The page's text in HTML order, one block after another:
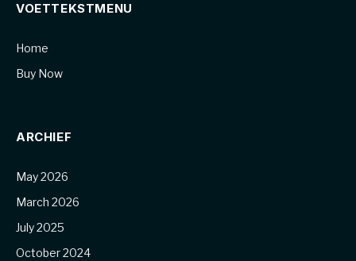
VOETTEKSTMENU
Home
Buy Now
ARCHIEF
May 2026
March 2026
July 2025
October 2024